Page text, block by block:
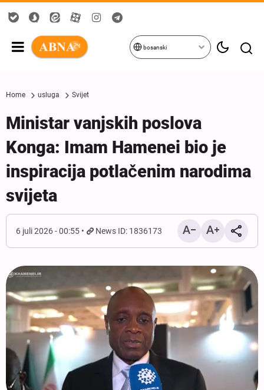
bosanski
Home usluga Svijet
Ministar vanjskih poslova
Konga: Imam Hamenei bio je
inspiracija potlačenim narodima
svijeta
6 juli 2026 - 00:55 News ID: 1836173